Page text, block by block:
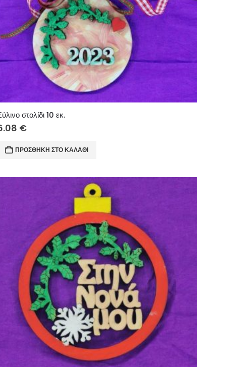
στολίδι 10 εκ.
€
ΠΡΟΣΘΉΚΗ ΣΤΟ ΚΑΛΆΘΙ